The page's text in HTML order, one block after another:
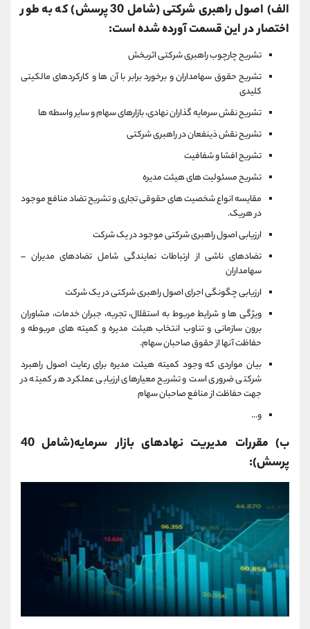
الف) اصول راهبری شرکتی (شامل 30 پرسش) که به طور
اختصار در این قسمت آورده شده است:
تشریح چارچوب راهبری شرکتی اثربخش
تشریح حقوق سهامداران و برخورد برابر با آن ها و کارکردهای مالکیتی
کلیدی
تشریح نقش سرمایه گذاران نهادی، بازارهای سهام و سایر واسطه ها
تشریح نقش ذینفعان در راهبری شرکتی
تشریح افشا و شفافیت
تشریح مسئولیت های هیئت مدیره
مقایسه انواع شخصیت های حقوقی تجاری و تشریح تضاد منافع موجود
در هریک.
ارزیابی اصول راهبری شرکتی موجود در یک شرکت
تضادهای ناشی از ارتباطات نمایندگی شامل تضادهای مدیران –
سهامداران
ارزیابی چگونگی اجرای اصول راهبری شرکتی در یک شرکت
ویژگی ها و شرایط مربوط به استقلال، تجربه، جبران خدمات، مشاوران
برون سازمانی و تناوب انتخاب هیئت مدیره و کمیته های مربوطه و
حفاظت آنها از حقوق صاحبان سهام.
بیان مواردی که وجود کمیته هیئت مدیره برای رعایت اصول راهبرد
شرکتی ضروری است و تشریح معیارهای ارزیابی عملکرد هر کمیته در
جهت حفاظت از منافع صاحبان سهام
و...
ب) مقررات مدیریت نهادهای بازار سرمایه(شامل 40
پرسش):